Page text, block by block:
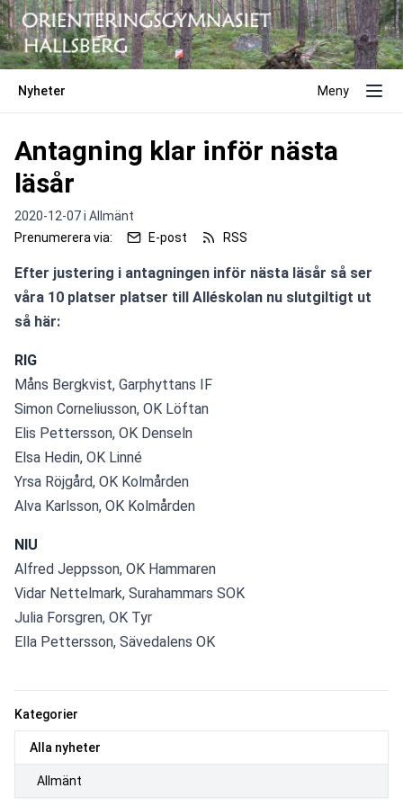
Nyheter Meny
Kategorier
Alla nyheter
Allmänt
Antagning klar inför nästa
läsår
2020-12-07 i Allmänt
Prenumerera via:
E-post RSS
Efter justering i antagningen inför nästa läsår så ser
våra 10 platser platser till Alléskolan nu slutgiltigt ut
så här:
RIG
Måns Bergkvist, Garphyttans IF
Simon Corneliusson, OK Löftan
Elis Pettersson, OK Denseln
Elsa Hedin, OK Linné
Yrsa Röjgård, OK Kolmården
Alva Karlsson, OK Kolmården
NIU
Alfred Jeppsson, OK Hammaren
Vidar Nettelmark, Surahammars SOK
Julia Forsgren, OK Tyr
Ella Pettersson, Sävedalens OK